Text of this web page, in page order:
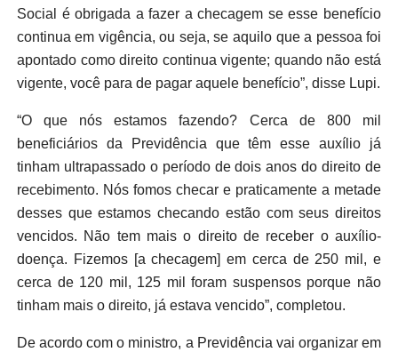
Social é obrigada a fazer a checagem se esse benefício
continua em vigência, ou seja, se aquilo que a pessoa foi
apontado como direito continua vigente; quando não está
vigente, você para de pagar aquele benefício”, disse Lupi.
“O que nós estamos fazendo? Cerca de 800 mil
beneficiários da Previdência que têm esse auxílio já
tinham ultrapassado o período de dois anos do direito de
recebimento. Nós fomos checar e praticamente a metade
desses que estamos checando estão com seus direitos
vencidos. Não tem mais o direito de receber o auxílio-
doença. Fizemos [a checagem] em cerca de 250 mil, e
cerca de 120 mil, 125 mil foram suspensos porque não
tinham mais o direito, já estava vencido”, completou.
De acordo com o ministro, a Previdência vai organizar em